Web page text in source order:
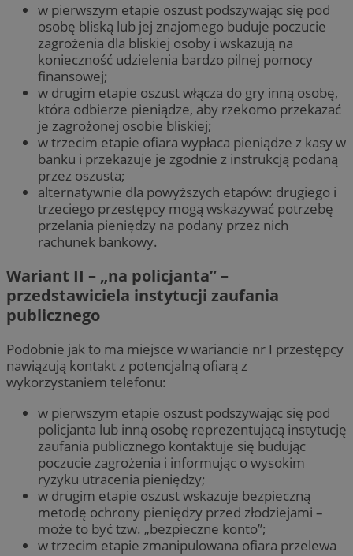
w pierwszym etapie oszust podszywając się pod
osobę bliską lub jej znajomego buduje poczucie
zagrożenia dla bliskiej osoby i wskazują na
konieczność udzielenia bardzo pilnej pomocy
finansowej;
w drugim etapie oszust włącza do gry inną osobę,
która odbierze pieniądze, aby rzekomo przekazać
je zagrożonej osobie bliskiej;
w trzecim etapie ofiara wypłaca pieniądze z kasy w
banku i przekazuje je zgodnie z instrukcją podaną
przez oszusta;
alternatywnie dla powyższych etapów: drugiego i
trzeciego przestępcy mogą wskazywać potrzebę
przelania pieniędzy na podany przez nich
rachunek bankowy.
Wariant II – „na policjanta” –
przedstawiciela instytucji zaufania
publicznego
Podobnie jak to ma miejsce w wariancie nr I przestępcy
nawiązują kontakt z potencjalną ofiarą z
wykorzystaniem telefonu:
w pierwszym etapie oszust podszywając się pod
policjanta lub inną osobę reprezentującą instytucję
zaufania publicznego kontaktuje się budując
poczucie zagrożenia i informując o wysokim
ryzyku utracenia pieniędzy;
w drugim etapie oszust wskazuje bezpieczną
metodę ochrony pieniędzy przed złodziejami –
może to być tzw. „bezpieczne konto”;
w trzecim etapie zmanipulowana ofiara przelewa